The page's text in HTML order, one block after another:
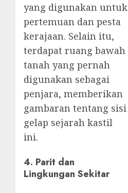
yang digunakan untuk
pertemuan dan pesta
kerajaan. Selain itu,
terdapat ruang bawah
tanah yang pernah
digunakan sebagai
penjara, memberikan
gambaran tentang sisi
gelap sejarah kastil
ini.
4. Parit dan
Lingkungan Sekitar